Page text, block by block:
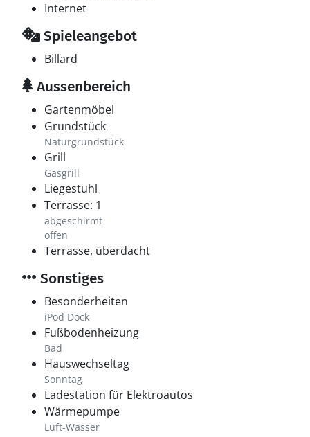
Internet
Spieleangebot
Billard
Aussenbereich
Gartenmöbel
Grundstück
Naturgrundstück
Grill
Gasgrill
Liegestuhl
Terrasse: 1
abgeschirmt
offen
Terrasse, überdacht
Sonstiges
Besonderheiten
iPod Dock
Fußbodenheizung
Bad
Hauswechseltag
Sonntag
Ladestation für Elektroautos
Wärmepumpe
Luft-Wasser